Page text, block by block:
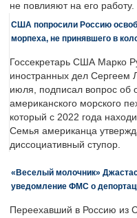
не повлияют на его работу.
США попросили Россию
морпеха, не принявшего в
Госсекретарь США Марко
иностранных дел Сергеем
июля, подписал вопрос об
американского морского
который с 2022 года
Семья американца
диссоциативный ступор.
«Веселый молочник»
уведомление ФМС о
Переехавший в Россию из